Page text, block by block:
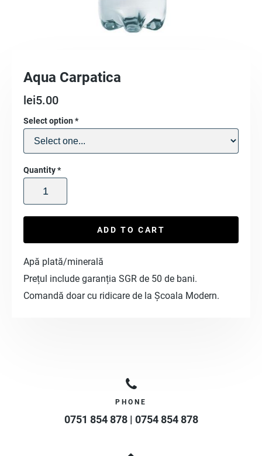
Aqua Carpatica
lei5.00
Select option*
Quantity*
ADD TO CART
Apă plată/minerală
Prețul include garanția SGR de 50 de bani.
Comandă doar cu ridicare de la Școala Modern.
PHONE
0751 854 878 | 0754 854 878